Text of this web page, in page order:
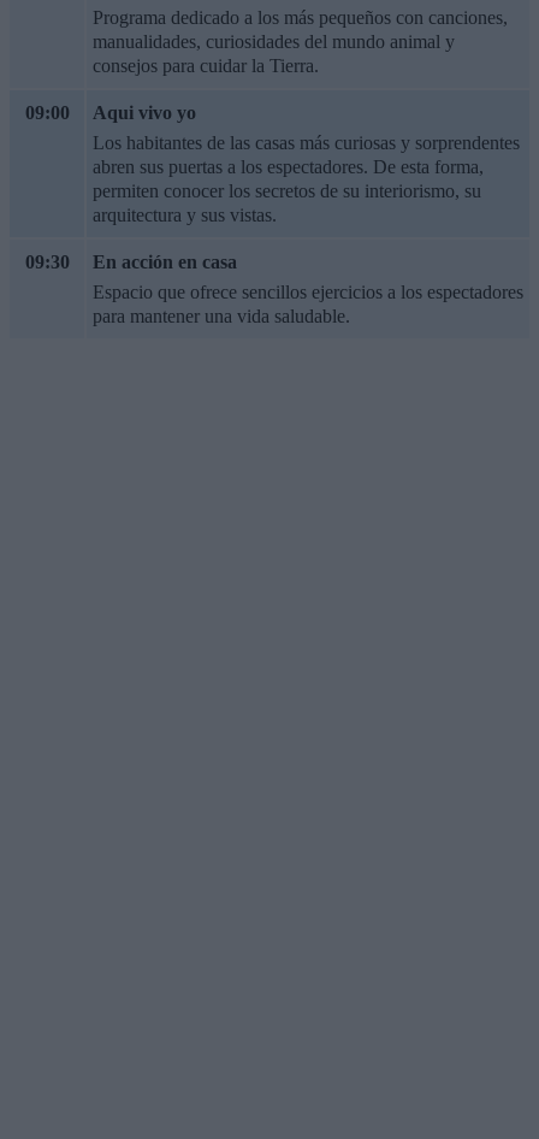
Programa dedicado a los más pequeños con canciones,
manualidades, curiosidades del mundo animal y
consejos para cuidar la Tierra.
09:00
Aqui vivo yo
Los habitantes de las casas más curiosas y sorprendentes
abren sus puertas a los espectadores. De esta forma,
permiten conocer los secretos de su interiorismo, su
arquitectura y sus vistas.
09:30
En acción en casa
Espacio que ofrece sencillos ejercicios a los espectadores
para mantener una vida saludable.